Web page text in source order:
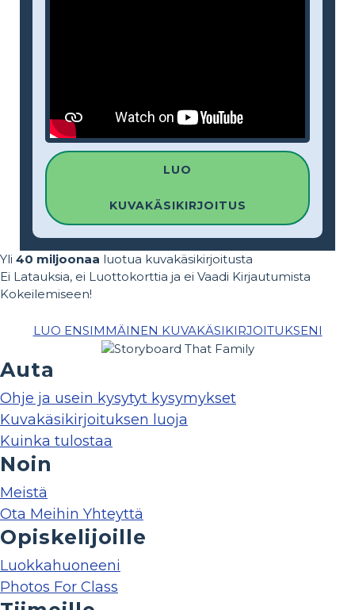
LUO
KUVAKÄSIKIRJOITUS
Yli 40 miljoonaa luotua kuvakäsikirjoitusta
Ei Latauksia, ei Luottokorttia ja ei Vaadi Kirjautumista
Kokeilemiseen!
LUO ENSIMMÄINEN KUVAKÄSIKIRJOITUKSENI
Auta
Ohje ja usein kysytyt kysymykset
Kuvakäsikirjoituksen luoja
Kuinka tulostaa
Noin
Meistä
Ota Meihin Yhteyttä
Opiskelijoille
Luokkahuoneeni
Photos For Class